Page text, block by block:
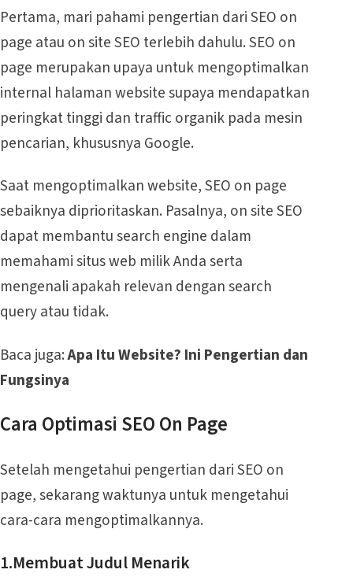
Pertama, mari pahami pengertian dari SEO on
page atau on site SEO terlebih dahulu. SEO on
page merupakan upaya untuk mengoptimalkan
internal halaman website supaya mendapatkan
peringkat tinggi dan traffic organik pada mesin
pencarian, khususnya Google.
Saat mengoptimalkan website, SEO on page
sebaiknya diprioritaskan. Pasalnya, on site SEO
dapat membantu search engine dalam
memahami situs web milik Anda serta
mengenali apakah relevan dengan search
query atau tidak.
Baca juga:Apa Itu Website? Ini Pengertian dan
Fungsinya
Cara Optimasi SEO On Page
Setelah mengetahui pengertian dari SEO on
page, sekarang waktunya untuk mengetahui
cara-cara mengoptimalkannya.
1.Membuat Judul Menarik